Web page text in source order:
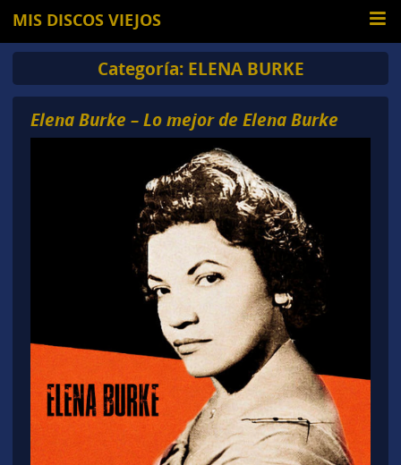
MIS DISCOS VIEJOS
Categoría: ELENA BURKE
Elena Burke – Lo mejor de Elena Burke